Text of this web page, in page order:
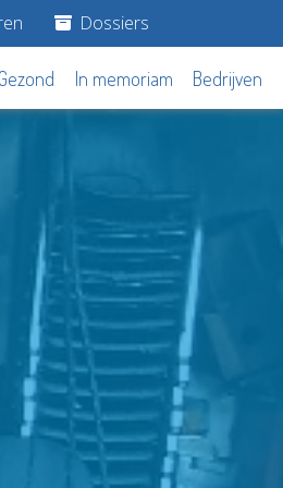
Dossiers
Gezond In memoriam Bedrijven